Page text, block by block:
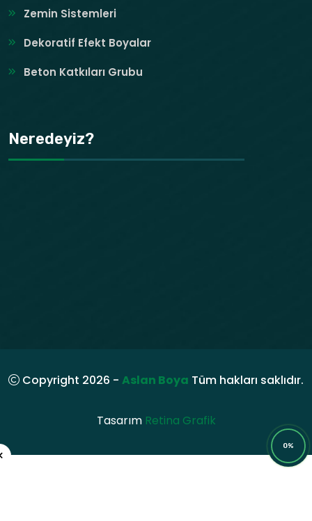
Zemin Sistemleri
Dekoratif Efekt Boyalar
Beton Katkıları Grubu
Neredeyiz?
Copyright 2026 - Aslan Boya Tüm hakları saklıdır.
Tasarım Retina Grafik
0%